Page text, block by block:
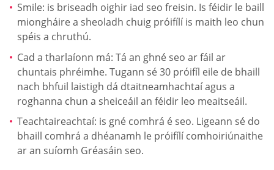
Smile: is briseadh oighir iad seo freisin. Is féidir le baill
miongháire a sheoladh chuig próifílí is maith leo chun
spéis a chruthú.
Cad a tharlaíonn má: Tá an ghné seo ar fáil ar
chuntais phréimhe. Tugann sé 30 próifíl eile de bhaill
nach bhfuil laistigh dá dtaitneamhachtaí agus a
roghanna chun a sheiceáil an féidir leo meaitseáil.
Teachtaireachtaí: is gné comhrá é seo. Ligeann sé do
bhaill comhrá a dhéanamh le próifílí comhoiriúnaithe
ar an suíomh Gréasáin seo.